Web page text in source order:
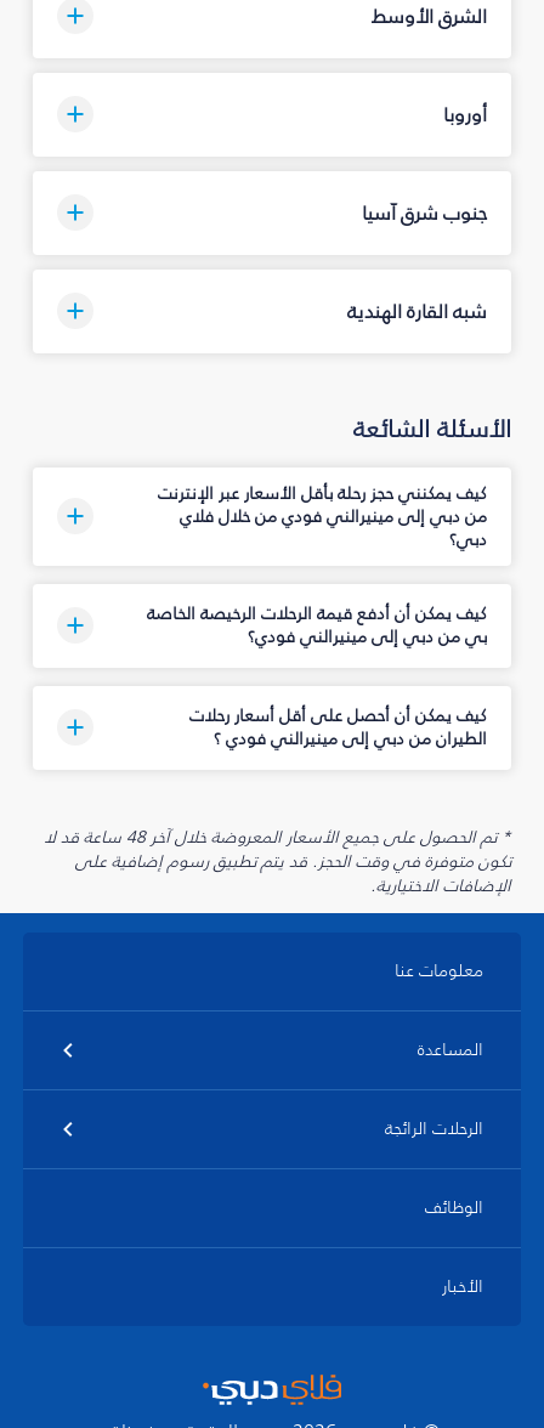
الشرق الأوسط
أوروبا
جنوب شرق آسيا
شبه القارة الهندية
الأسئلة الشائعة
كيف يمكنني حجز رحلة بأقل الأسعار عبر الإنترنت
من دبي إلى مينيرالني فودي من خلال فلاي
دبي؟
كيف يمكن أن أدفع قيمة الرحلات الرخيصة الخاصة
بي من دبي إلى مينيرالني فودي؟
كيف يمكن أن أحصل على أقل أسعار رحلات
الطيران من دبي إلى مينيرالني فودي ؟
* تم الحصول على جميع الأسعار المعروضة خلال آخر 48 ساعة قد لا
تكون متوفرة في وقت الحجز. قد يتم تطبيق رسوم إضافية على
الإضافات الاختيارية.
معلومات عنا
المساعدة
الرحلات الرائجة
الوظائف
الأخبار